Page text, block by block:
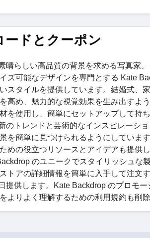
ドとクーポン
晴らしい高品質の背景を求める写真家
ズ可能なデザインを専門とする Kate
スタイルを提供しています。結婚式、
高め、魅力的な視覚効果を生み出すよ
を使用し、簡単にセットアップして持
のトレンドと芸術的なインスピレーシ
を簡単に見つけられるようにしていま
めの役立つリソースとアイデアも提供
のユニークでスタイリッシュな
トアの詳細情報を簡単に入手して注文
提供します。Kate Backdrop のプロモ
よりよく理解するための利用規約も削除